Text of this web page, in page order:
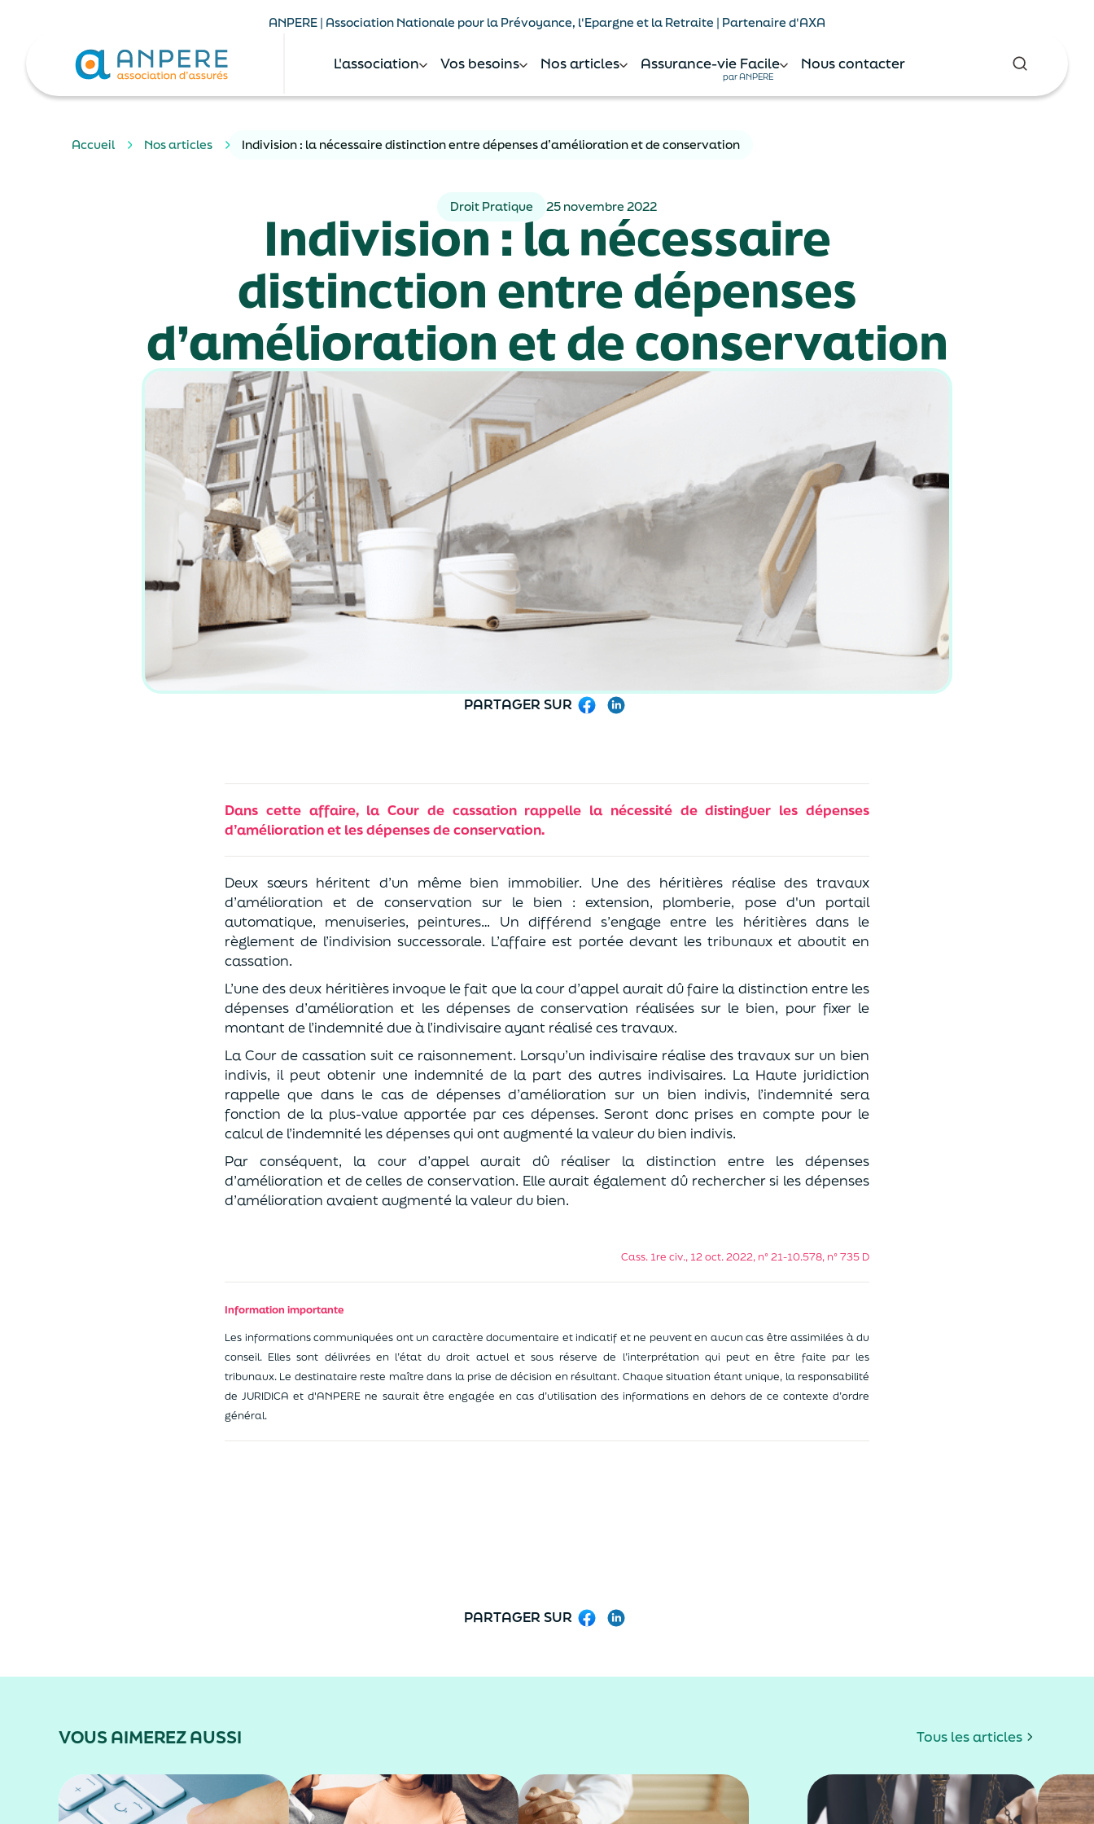
ANPERE | Association Nationale pour la Prévoyance, l'Epargne et la Retraite | Partenaire d'AXA
L'association Vos besoins Nos articles Assurance-vie Facile
par ANPERE
Nous contacter
Accueil Nos articles Indivision : la nécessaire distinction entre dépenses d’amélioration et de conservation
Droit Pratique 25 novembre 2022
Indivision : la nécessaire
distinction entre dépenses
d’amélioration et de conservation
PARTAGER SUR Facebook
Dans cette affaire, la Cour de cassation rappelle la nécessité de distinguer les dépenses
d’amélioration et les dépenses de conservation.
Deux sœurs héritent d’un même bien immobilier. Une des héritières réalise des travaux
d’amélioration et de conservation sur le bien : extension, plomberie, pose d'un portail
automatique, menuiseries, peintures… Un différend s’engage entre les héritières dans le
règlement de l’indivision successorale. L’affaire est portée devant les tribunaux et aboutit en
cassation.
L’une des deux héritières invoque le fait que la cour d’appel aurait dû faire la distinction entre les
dépenses d’amélioration et les dépenses de conservation réalisées sur le bien, pour fixer le
montant de l’indemnité due à l’indivisaire ayant réalisé ces travaux.
La Cour de cassation suit ce raisonnement. Lorsqu’un indivisaire réalise des travaux sur un bien
indivis, il peut obtenir une indemnité de la part des autres indivisaires. La Haute juridiction
rappelle que dans le cas de dépenses d’amélioration sur un bien indivis, l’indemnité sera
fonction de la plus-value apportée par ces dépenses. Seront donc prises en compte pour le
calcul de l’indemnité les dépenses qui ont augmenté la valeur du bien indivis.
Par conséquent, la cour d’appel aurait dû réaliser la distinction entre les dépenses
d’amélioration et de celles de conservation. Elle aurait également dû rechercher si les dépenses
d’amélioration avaient augmenté la valeur du bien.
Cass. 1re civ., 12 oct. 2022, n° 21-10.578, n° 735 D
Information importante
Les informations communiquées ont un caractère documentaire et indicatif et ne peuvent en aucun cas être assimilées à du
conseil. Elles sont délivrées en l’état du droit actuel et sous réserve de l’interprétation qui peut en être faite par les
tribunaux. Le destinataire reste maître dans la prise de décision en résultant. Chaque situation étant unique, la responsabilité
de JURIDICA et d'ANPERE ne saurait être engagée en cas d’utilisation des informations en dehors de ce contexte d’ordre
général.
PARTAGER SUR Facebook
VOUS AIMEREZ AUSSI Tous les articles